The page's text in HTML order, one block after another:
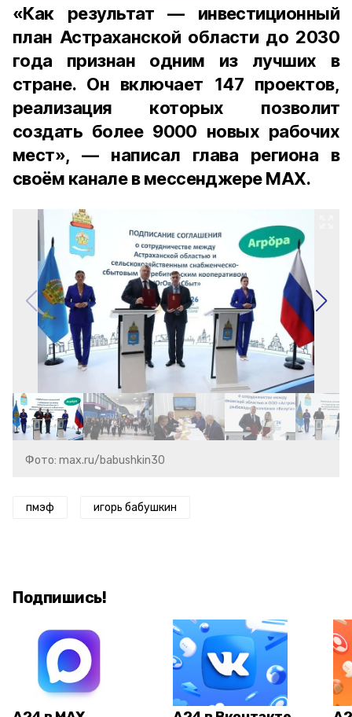
«Как результат — инвестиционный
план Астраханской области до 2030
года признан одним из лучших в
стране. Он включает 147 проектов,
реализация которых позволит
создать более 9000 новых рабочих
мест», — написал глава региона в
своём канале в мессенджере MAX.
Фото: max.ru/babushkin30
пмэф игорь бабушкин
Подпишись!